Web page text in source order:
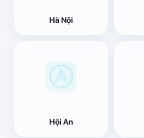
Hà Nội
Hội An